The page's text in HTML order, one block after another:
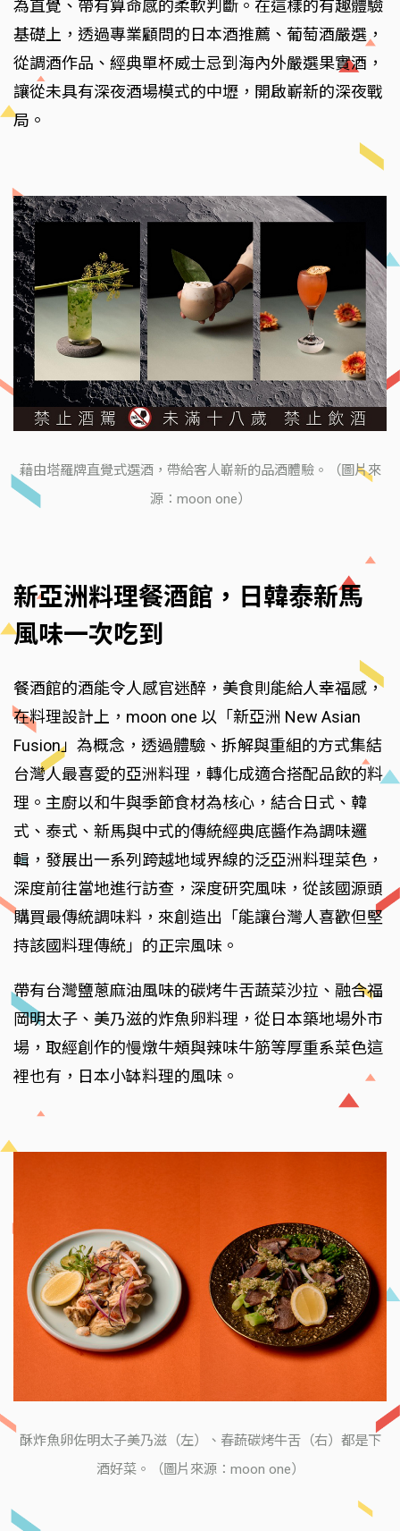
為直覺、帶有算命感的柔軟判斷。在這樣的有趣體驗
基礎上，透過專業顧問的日本酒推薦、葡萄酒嚴選，
從調酒作品、經典單杯威士忌到海內外嚴選果實酒，
讓從未具有深夜酒場模式的中壢，開啟嶄新的深夜戰
局。
藉由塔羅牌直覺式選酒，帶給客人嶄新的品酒體驗。（圖片來
源：moon one）
新亞洲料理餐酒館，日韓泰新馬
風味一次吃到
餐酒館的酒能令人感官迷醉，美食則能給人幸福感，
在料理設計上，moon one 以「新亞洲 New Asian
Fusion」為概念，透過體驗、拆解與重組的方式集結
台灣人最喜愛的亞洲料理，轉化成適合搭配品飲的料
理。主廚以和牛與季節食材為核心，結合日式、韓
式、泰式、新馬與中式的傳統經典底醬作為調味邏
輯，發展出一系列跨越地域界線的泛亞洲料理菜色，
深度前往當地進行訪查，深度研究風味，從該國源頭
購買最傳統調味料，來創造出「能讓台灣人喜歡但堅
持該國料理傳統」的正宗風味。
帶有台灣鹽蔥麻油風味的碳烤牛舌蔬菜沙拉、融合福
岡明太子、美乃滋的炸魚卵料理，從日本築地場外市
場，取經創作的慢燉牛頰與辣味牛筋等厚重系菜色這
裡也有，日本小缽料理的風味。
酥炸魚卵佐明太子美乃滋（左）、春蔬碳烤牛舌（右）都是下
酒好菜。（圖片來源：moon one）